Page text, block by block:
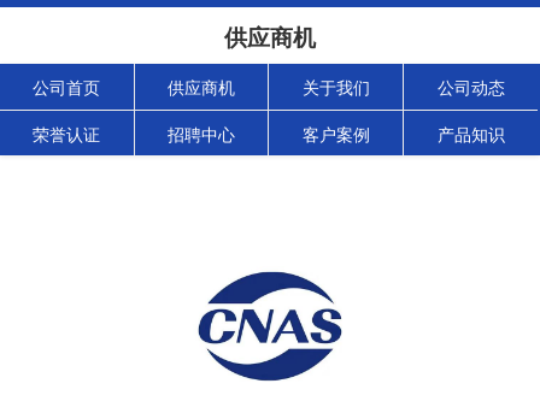
供应商机
公司首页 供应商机 关于我们 公司动态
荣誉认证 招聘中心 客户案例 产品知识